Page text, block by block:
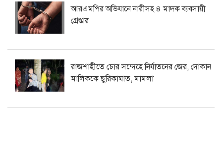
আরএমপির অভিযানে নারীসহ ৪ মাদক ব্যবসায়ী
গ্রেপ্তার
রাজশাহীতে চোর সন্দেহে নির্যাতনের জের, দোকান
মালিককে ছুরিকাঘাত, মামলা